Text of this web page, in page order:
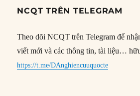
NCQT TRÊN TELEGRAM
Theo dõi NCQT trên Telegram để
viết mới và các thông tin, tài liệu…
https://t.me/DAnghiencuuquocte